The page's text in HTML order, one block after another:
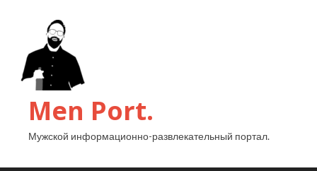
Men Port.
Мужской информационно-развлекательный портал.